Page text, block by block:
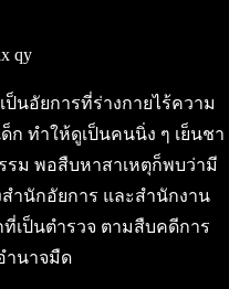
qy
นอัยการที่ร่างกายไร้ความ
ก ทำให้ดูเป็นคนนิ่ง ๆ เย็นชา
ม พอสืบหาสาเหตุก็พบว่ามี
ำนักอัยการ และสำนักงาน
ที่เป็นตำรวจ ตามสืบคดีการ
ำนาจมืด